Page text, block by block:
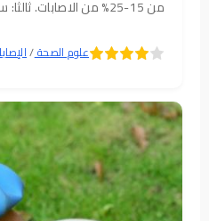
من 15-25% من الاصابات.
15% من الاصابات.
علوم الصحة/